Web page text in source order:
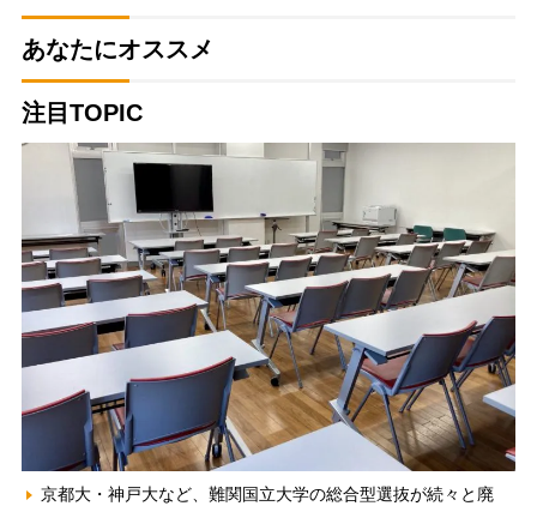
あなたにオススメ
注目TOPIC
京都大・神戸大など、難関国立大学の総合型選抜が続々と廃